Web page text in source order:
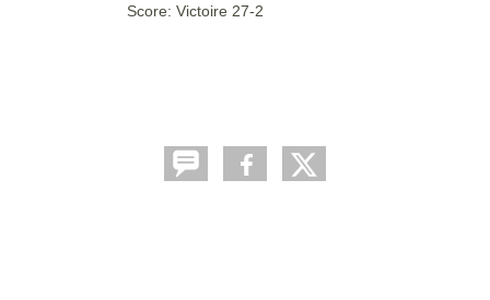
Score: Victoire 27-2